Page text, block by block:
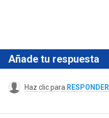
Añade tu respuesta
Haz clic para RESPONDER